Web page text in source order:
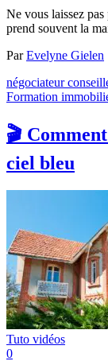
Ne vous laissez
prend souvent la
ParEvelyne Gielen
négociateur
Formation
🎬
ciel bleu
Tuto vidéos
0